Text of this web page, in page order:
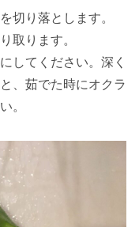
を切り落とします。
取ります。
してください。深く
、茹でた時にオクラ
。